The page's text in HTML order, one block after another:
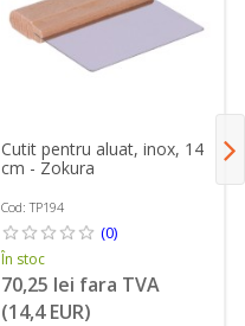
Cutit pentru aluat, inox, 14
cm - Zokura
Cod: TP194
(0)
În stoc
70,25 lei fara TVA
(14,4 EUR)